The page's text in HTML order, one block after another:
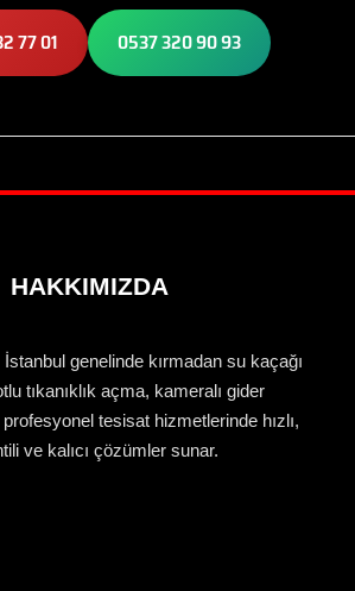
77 01 0537 320 90 93
HAKKIMIZDA
İstanbul genelinde kırmadan su kaçağı
tıkanıklık açma, kameralı gider
tesisat hizmetlerinde hızlı,
ve kalıcı çözümler sunar.